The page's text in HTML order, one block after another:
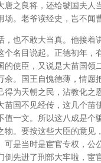
唐之良将，还给虢国夫人
场。老爷读经史，岂不闻
也不敢大当真。他接着
个名目说起。正德初年，
的使臣，又说是大苗国领
余。国王自愧德薄，情愿
得为天朝之民，沾教化之
苗国不见经传，这几个苗
值一文。所以这八成是个
物。要按这些大臣的意见
可是当时是宦官专权，公
倒先进了刑部大牢啦，宦